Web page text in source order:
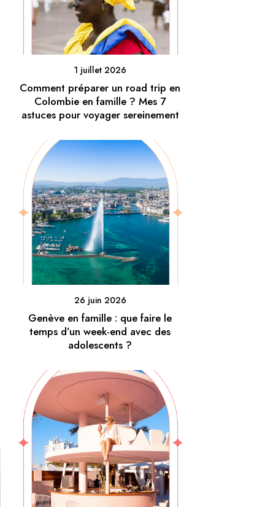
1 juillet 2026
Comment préparer un road trip en
Colombie en famille ? Mes 7
astuces pour voyager sereinement
26 juin 2026
Genève en famille : que faire le
temps d’un week-end avec des
adolescents ?